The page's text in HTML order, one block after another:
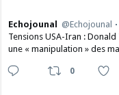
Echojounal @Echojounal
Tensions USA-Iran :
une « manipulation » des
0